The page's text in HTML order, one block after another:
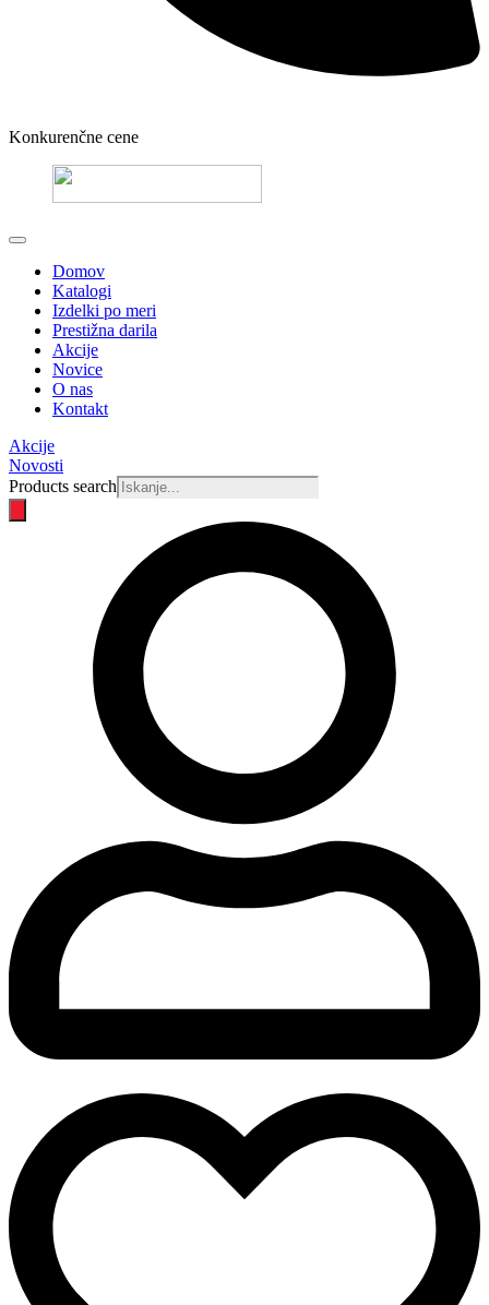
Konkurenčne cene
Domov
Katalogi
Izdelki po meri
Prestižna darila
Akcije
Novice
O nas
Kontakt
Akcije
Novosti
Products search